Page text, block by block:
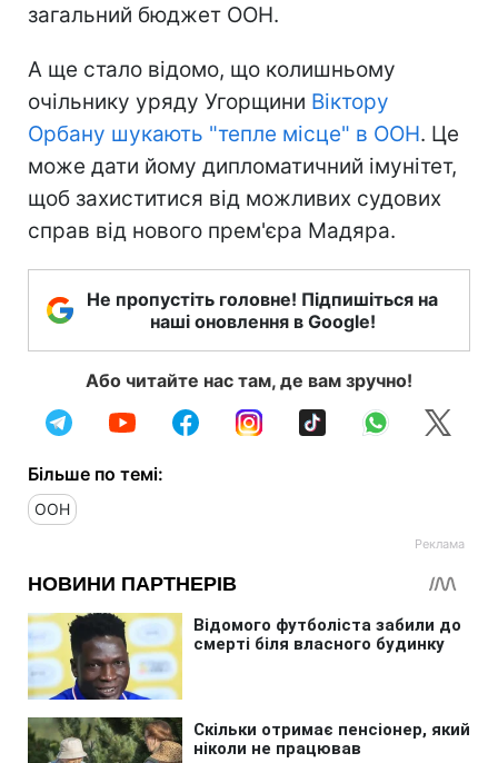
загальний бюджет ООН.
А ще стало відомо, що колишньому
очільнику уряду Угорщини Віктору
Орбану шукають "тепле місце" в ООН. Це
може дати йому дипломатичний імунітет,
щоб захиститися від можливих судових
справ від нового прем'єра Мадяра.
Не пропустіть головне! Підпишіться на
наші оновлення в Google!
Або читайте нас там, де вам зручно!
Більше по темі:
ООН